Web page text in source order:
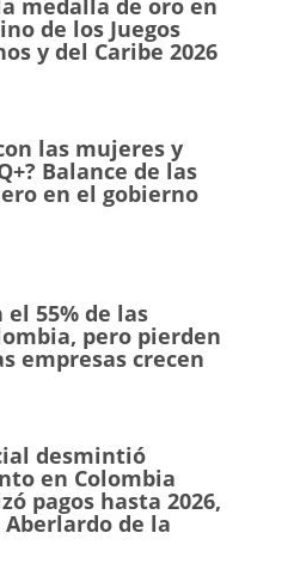
medalla de oro en
de los Juegos
y del Caribe 2026
las mujeres y
Balance de las
en el gobierno
55% de las
pero pierden
empresas crecen
desmintió
en Colombia
pagos hasta 2026,
de la